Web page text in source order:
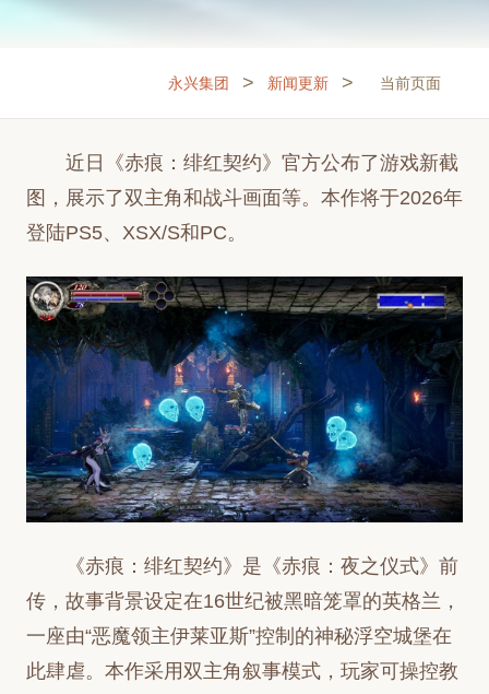
永兴集团 > 新闻更新 > 当前页面
近日《赤痕：绯红契约》官方公布了游戏新截
图，展示了双主角和战斗画面等。本作将于2026年
登陆PS5、XSX/S和PC。
《赤痕：绯红契约》是《赤痕：夜之仪式》前
传，故事背景设定在16世纪被黑暗笼罩的英格兰，
一座由“恶魔领主伊莱亚斯”控制的神秘浮空城堡在
此肆虐。本作采用双主角叙事模式，玩家可操控教